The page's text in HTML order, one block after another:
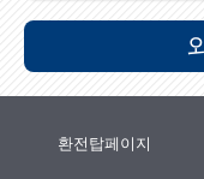
환전탑페이지